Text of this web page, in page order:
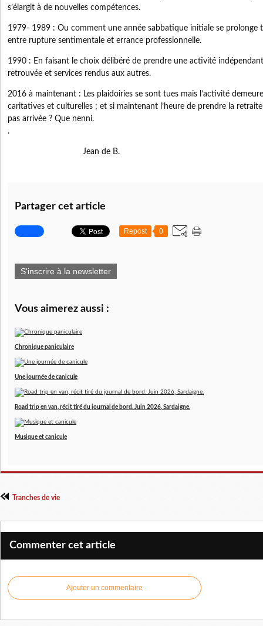
s’élargit à de nouvelles compétences.
1979- 1989 : Ou comment une année sabbatique initiale se prolonge
entre rupture sentimentale et errance professionnelle.
1990 : En faisant le choix délibéré de prendre une activité
retrouvée et services rendus aux autres.
2016 à maintenant : Les plaidoiries se sont tues mais l’activité
caritatives et culturelles ; et si maintenant l’heure de prendre la
pas arrivée ? Que nenni.
.
Jean de B.
Partager cet article
Repost 0
S'inscrire à la newsletter
Vous aimerez aussi :
Chronique paniculaire
Une journée de canicule
Road trip en van, récit tiré du journal de bord. Juin 2026, Sardaigne.
Musique et canicule
Tranches de vie
Commenter cet article
Ajouter un commentaire